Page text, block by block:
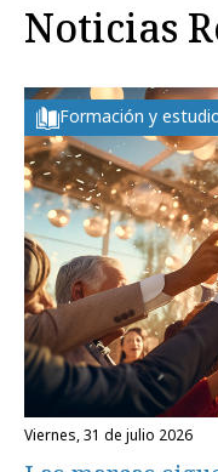
Noticias
Formación y
viernes, 31 de julio 2026